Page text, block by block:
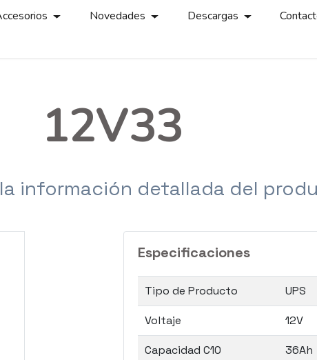
Novedades Descargas
12V33
información detallada del
Especificaciones
Tipo de Producto UPS
Voltaje 12V
Capacidad C10 36Ah